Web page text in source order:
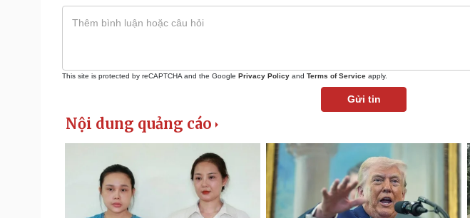
This site is protected by reCAPTCHA and the Google Privacy Policy and Terms of Service apply.
Gửi tin